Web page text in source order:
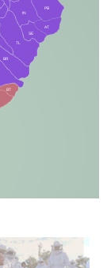
PB
SE
TL
BR
BT
IN
AT